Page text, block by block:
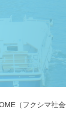
（フクシマ社